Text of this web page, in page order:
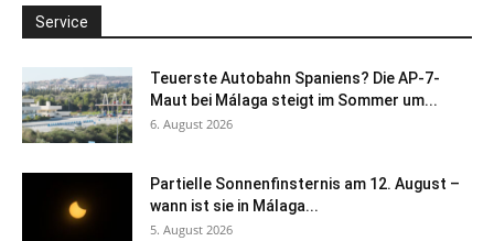
Service
Teuerste Autobahn Spaniens? Die AP-7-
Maut bei Málaga steigt im Sommer um...
6. August 2026
Partielle Sonnenfinsternis am 12. August –
wann ist sie in Málaga...
5. August 2026